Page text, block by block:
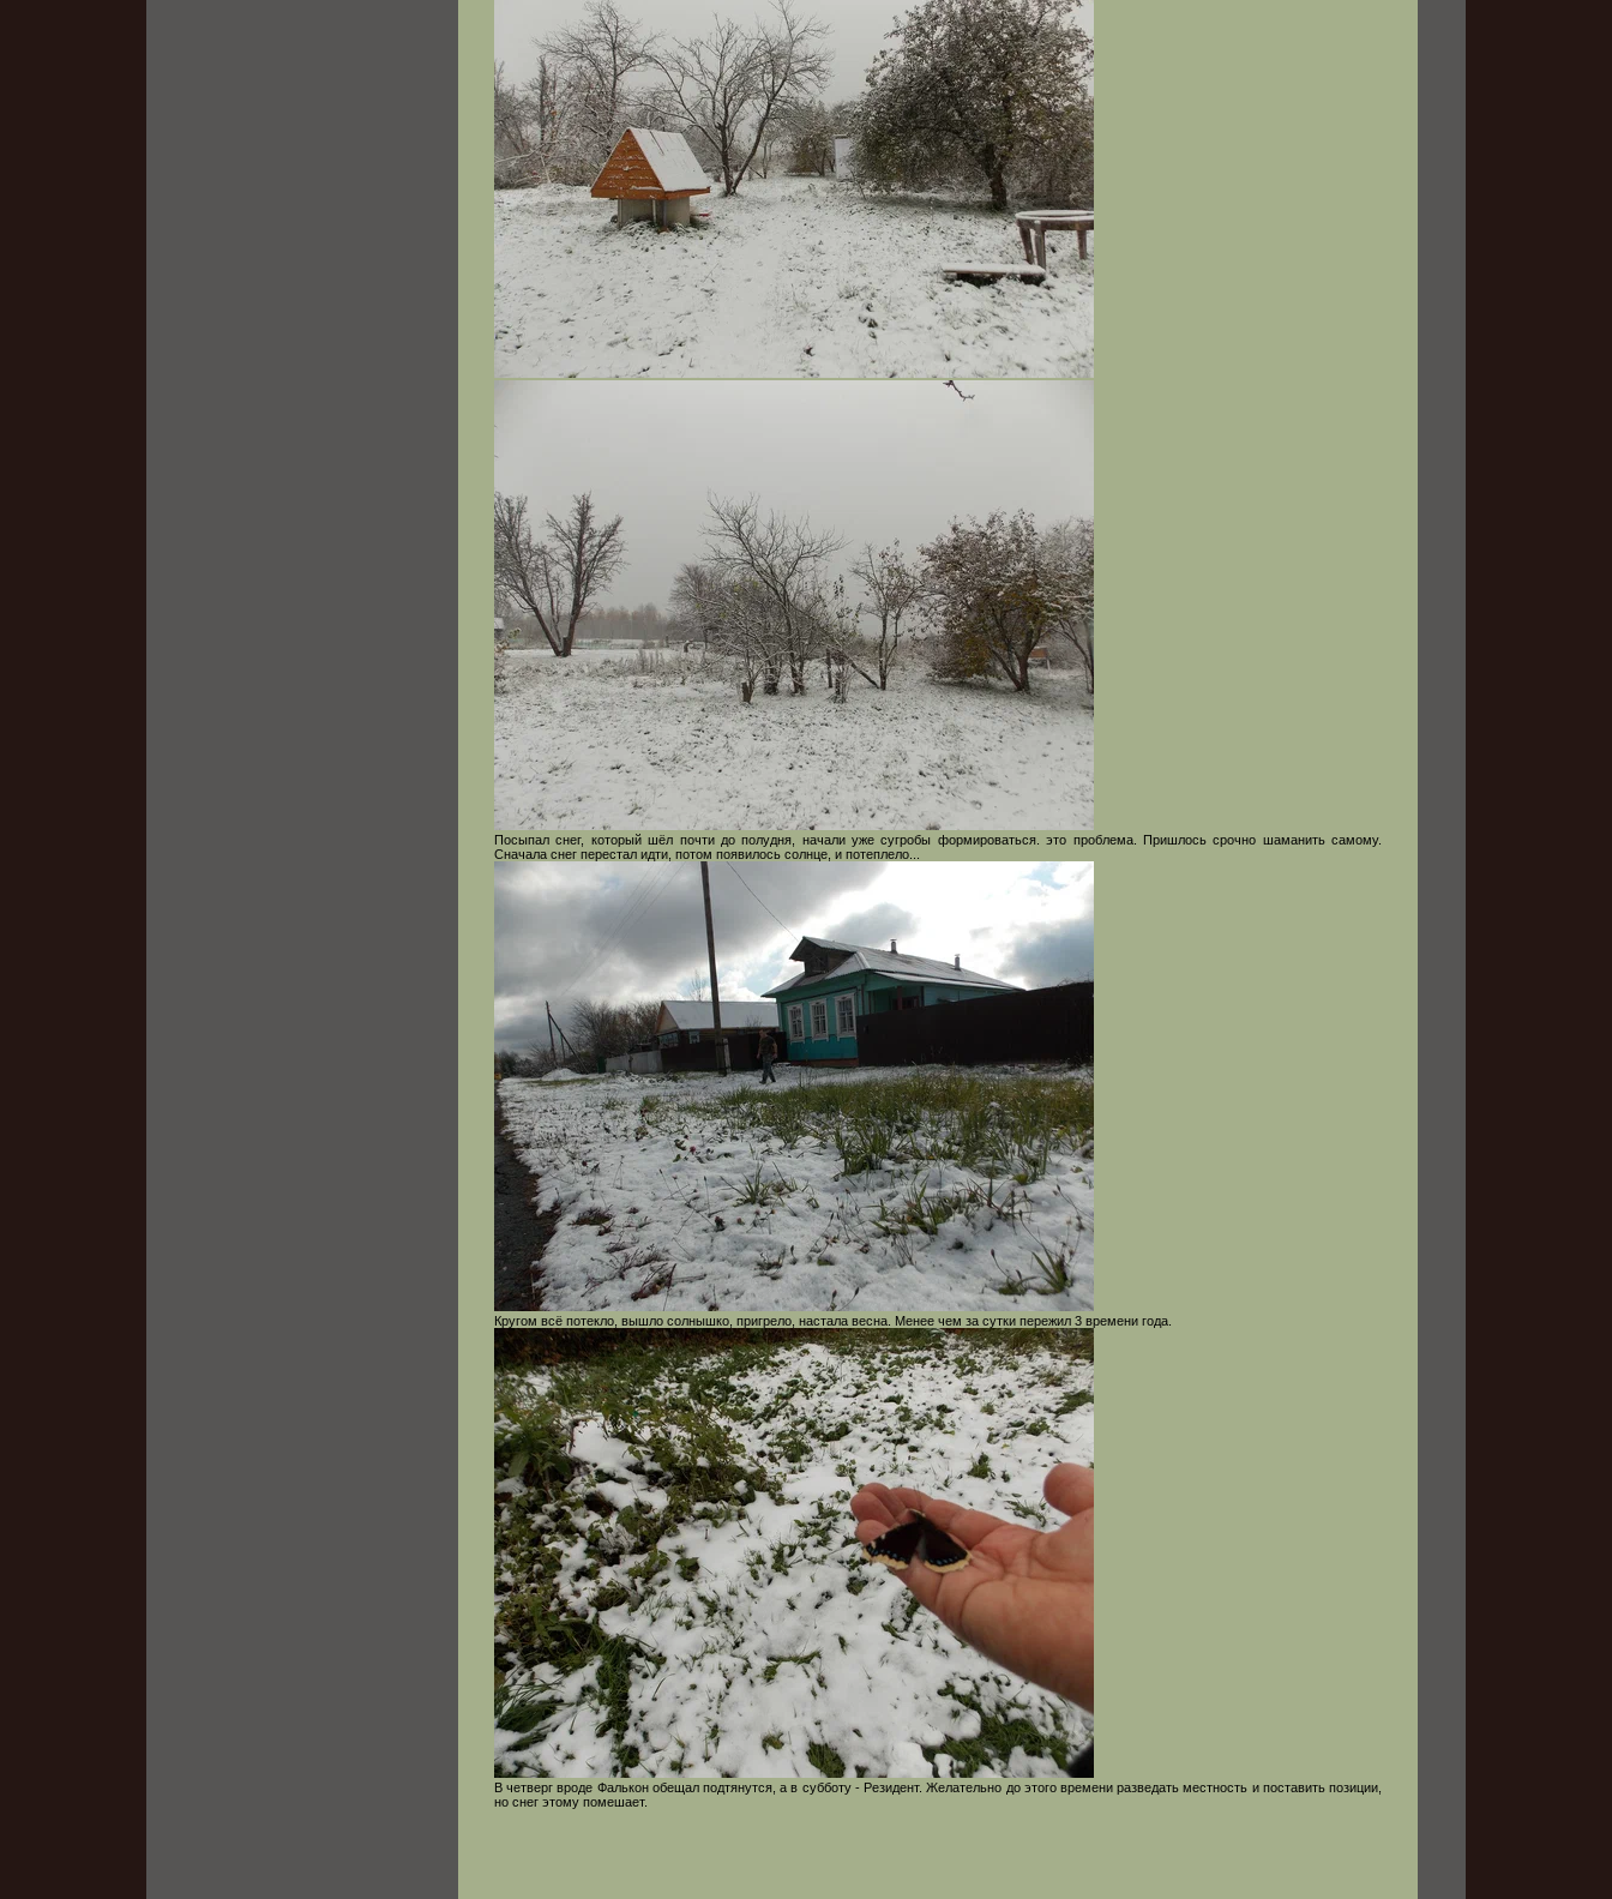
Посыпал снег, который шёл почти до полудня, начали уже сугробы формироваться. это проблема. Пришлось срочно шаманить самому.
Сначала снег перестал идти, потом появилось солнце, и потеплело...
Кругом всё потекло, вышло солнышко, пригрело, настала весна. Менее чем за сутки пережил 3 времени года.
В четверг вроде Фалькон обещал подтянутся, а в субботу - Резидент. Желательно до этого времени разведать местность и поставить позиции,
но снег этому помешает.